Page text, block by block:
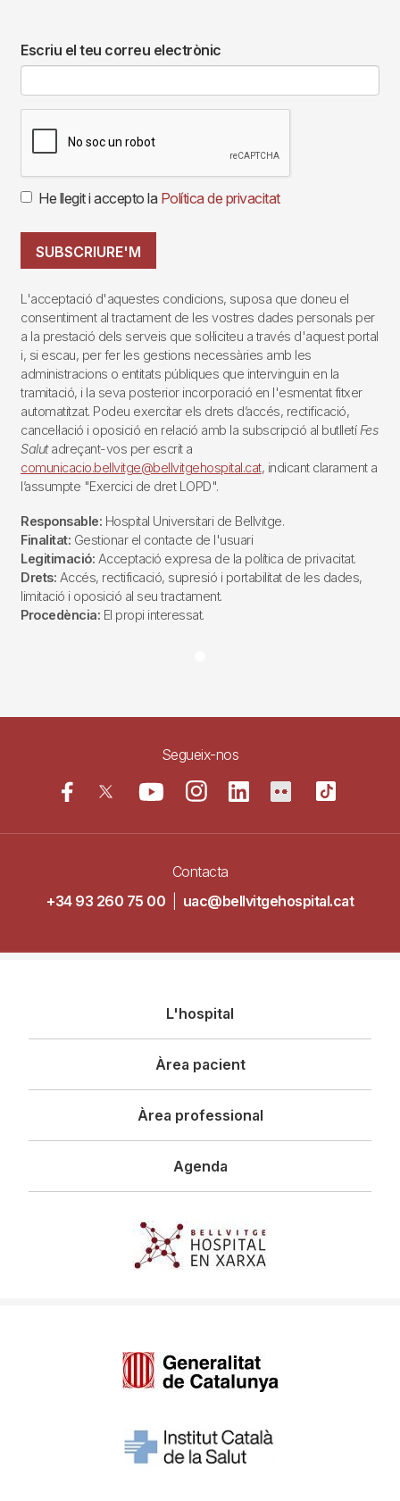
Escriu el teu correu electrònic
He llegit i accepto la Política de privacitat
SUBSCRIURE'M
L'acceptació d'aquestes condicions, suposa que doneu el
consentiment al tractament de les vostres dades personals per
a la prestació dels serveis que sol·liciteu a través d'aquest portal
i, si escau, per fer les gestions necessàries amb les
administracions o entitats públiques que intervinguin en la
tramitació, i la seva posterior incorporació en l'esmentat fitxer
automatitzat. Podeu exercitar els drets d’accés, rectificació,
cancel·lació i oposició en relació amb la subscripció al butlletí Fes
Salutadreçant-vos per escrit a
comunicacio.bellvitge@bellvitgehospital.cat, indicant clarament a
l’assumpte "Exercici de dret LOPD".
Responsable: Hospital Universitari de Bellvitge.
Finalitat: Gestionar el contacte de l'usuari
Legitimació: Acceptació expresa de la política de privacitat.
Drets: Accés, rectificació, supresió i portabilitat de les dades,
limitació i oposició al seu tractament.
Procedència: El propi interessat.
Segueix-nos
Contacta
+34 93 260 75 00
uac@bellvitgehospital.cat
principal
L'hospital
Àrea pacient
Àrea professional
Agenda